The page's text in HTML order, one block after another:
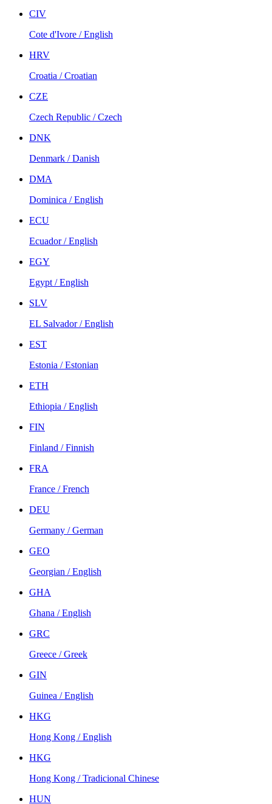
CIV
Cote d'Ivore / English
HRV
Croatia / Croatian
CZE
Czech Republic / Czech
DNK
Denmark / Danish
DMA
Dominica / English
ECU
Ecuador / English
EGY
Egypt / English
SLV
EL Salvador / English
EST
Estonia / Estonian
ETH
Ethiopia / English
FIN
Finland / Finnish
FRA
France / French
DEU
Germany / German
GEO
Georgian / English
GHA
Ghana / English
GRC
Greece / Greek
GIN
Guinea / English
HKG
Hong Kong / English
HKG
Hong Kong / Tradicional Chinese
HUN